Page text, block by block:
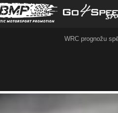
WRC prognožu